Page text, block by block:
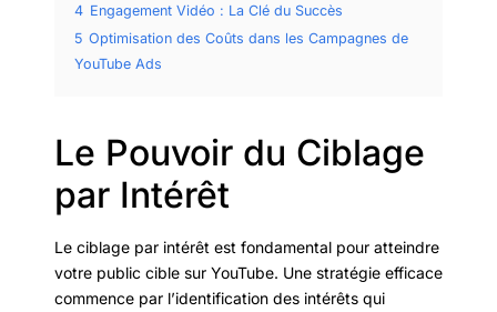
4 Engagement Vidéo : La Clé du Succès
5 Optimisation des Coûts dans les Campagnes de
YouTube Ads
Le Pouvoir du Ciblage
par Intérêt
Le ciblage par intérêt est fondamental pour atteindre
votre public cible sur YouTube. Une stratégie efficace
commence par l’identification des intérêts qui